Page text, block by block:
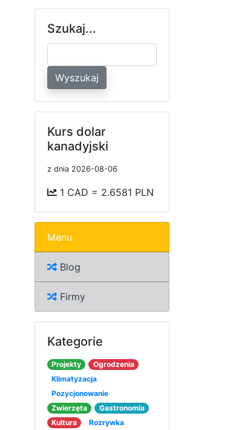
Szukaj...
Wyszukaj
Kurs dolar
kanadyjski
z dnia 2026-08-06
1 CAD = 2.6581 PLN
Menu
Blog
Firmy
Kategorie
Projekty
Ogrodzenia
Klimatyzacja
Pozycjonowanie
Zwierzęta
Gastronomia
Kultura
Rozrywka